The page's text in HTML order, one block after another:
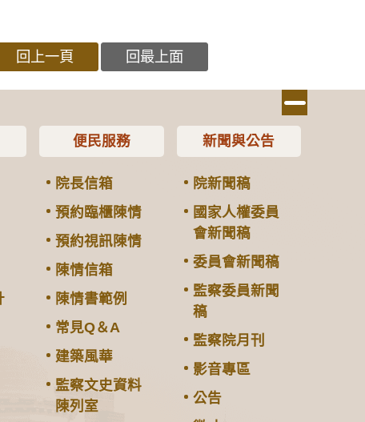
回上一頁 回最上面
便民服務
院長信箱
預約臨櫃陳情
預約視訊陳情
陳情信箱
陳情書範例
常見Q＆A
建築風華
監察文史資料
陳列室
新聞與公告
院新聞稿
國家人權委員
會新聞稿
委員會新聞稿
監察委員新聞
稿
監察院月刊
影音專區
公告